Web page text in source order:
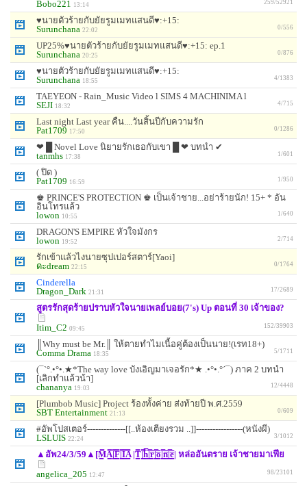
Bobo221 13:14 259/52921
♥นายตัวร้ายกับยัยรูมเมทแสนดี♥:+15:
Surunchana 22:02 0/556
UP25%♥นายตัวร้ายกับยัยรูมเมทแสนดี♥:+15: ep.1
Surunchana 20:25 0/876
♥นายตัวร้ายกับยัยรูมเมทแสนดี♥:+15:
Surunchana 18:55 4/1383
TAEYEON - Rain_Music Video l SIMS 4 MACHINIMA l
SEJI 18:32 4/715
Last night Last year คืน....วันสิ้นปีกับความรัก
Pat1709 17:50 0/1286
❤ █ Novel Love นิยายรักเธอกับเขา █ ❤ บทนำ ✔
tanmhs 17:38 1/601
( ปิด )
Pat1709 16:59 1/950
♚ PRINCE'S PROTECTION ♚ เป็นเจ้าชาย...อย่าร้ายนัก! 15+ * อัน
อินโทรแล้ว
lowon 10:55 1/640
DRAGON'S EMPIRE หัวใจมังกร
lowon 19:52 2/714
รักเข้าแล้วไงนายซุปเปอร์สตาร์[Yaoi]
ดะdream 22:15 0/1764
Cinderella
Dragon_Dark 21:31 17/2689
สูตรรักสุดร้ายปราบหัวใจนายเพลย์บอย(7's) Up ตอนที่ 30 เจ้าของ?
Itim_C2 09:45 152/39903
║Why must be Mr.║ ให้ตายทำไมเนื้อคู่ต้องเป็นนาย!(เรท18+)
Comma Drama 18:35 5/1711
(¯`°.•°•.★*The way love บังเอิญมาเจอรัก*★ .•°•.°´¯) ภาค 2 บทนำ
[เลิกทำแล้วน้า]
chananya 19:03 12/4448
[Plumbob Music] Project ร้องทั้งค่าย ส่งท้ายปี พ.ศ.2559
SBT Entertainment 21:13 0/609
#อัพโปสเตอร์--------------[[..ห้องเตียงรวม ..]]-----------------(หนังผี)
LSLUIS 22:24 3/1012
▲อัพ24/3/59▲[M͇̿A͇̿|͇̿F͇̿|͇̿I͇̿A͇̿ |T͇̿|͇̿h͇̿|͇̿r͇̿|͇̿o͇̿|͇̿n͇̿|͇̿e͇̿| หล่ออันตราย เจ้าชายมาเฟีย
angelica_205 12:47 98/23101